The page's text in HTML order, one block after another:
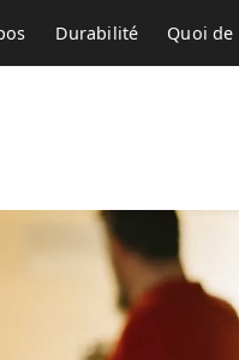
Durabilité Quoi de